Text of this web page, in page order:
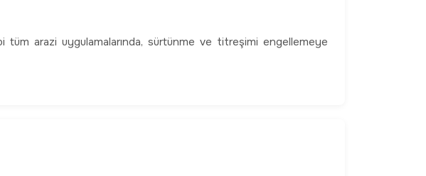
arazi uygulamalarında, sürtünme ve titreşimi engellemeye